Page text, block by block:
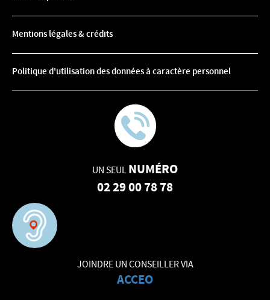
Mentions légales & crédits
Politique d'utilisation des données à caractère personnel
UN SEUL NUMÉRO
02 29 00 78 78
JOINDRE UN CONSEILLER VIA
ACCEO